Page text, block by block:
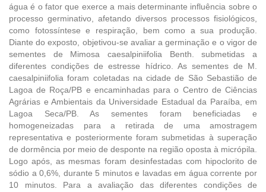
água é o fator que exerce a mais determinante influência sobre o
processo germinativo, afetando diversos processos fisiológicos,
como fotossíntese e respiração, bem como a sua produção.
Diante do exposto, objetivou-se avaliar a germinação e o vigor de
sementes de Mimosa caesalpiniifolia Benth. submetidas a
diferentes condições de estresse hídrico. As sementes de M.
caesalpiniifolia foram coletadas na cidade de São Sebastião de
Lagoa de Roça/PB e encaminhadas para o Centro de Ciências
Agrárias e Ambientais da Universidade Estadual da Paraíba, em
Lagoa Seca/PB. As sementes foram beneficiadas e
homogeneizadas para a retirada de uma amostragem
representativa e posteriormente foram submetidas à superação
de dormência por meio de desponte na região oposta à micrópila.
Logo após, as mesmas foram desinfestadas com hipoclorito de
sódio a 0,6%, durante 5 minutos e lavadas em água corrente por
10 minutos. Para a avaliação das diferentes condições de